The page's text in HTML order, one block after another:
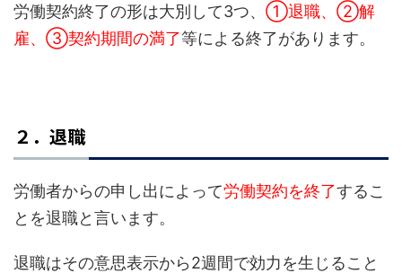
労働契約終了の形は大別して3つ、 ①退職、②解
雇、③契約期間の満了等による終了があります。
２．退職
労働者からの申し出によって労働契約を終了するこ
とを退職と言います。
退職はその意思表示から2週間で効力を生じること